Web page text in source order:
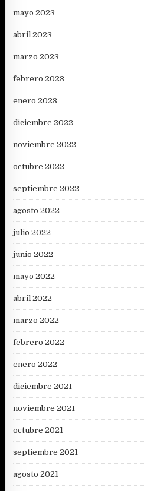
mayo 2023
abril 2023
marzo 2023
febrero 2023
enero 2023
diciembre 2022
noviembre 2022
octubre 2022
septiembre 2022
agosto 2022
julio 2022
junio 2022
mayo 2022
abril 2022
marzo 2022
febrero 2022
enero 2022
diciembre 2021
noviembre 2021
octubre 2021
septiembre 2021
agosto 2021